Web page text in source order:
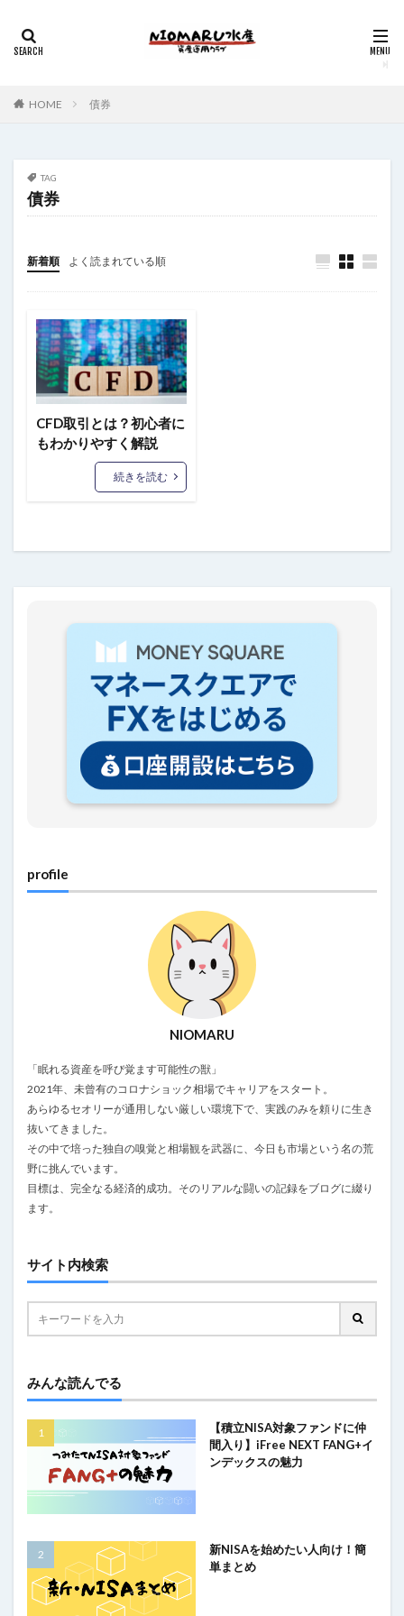
HOME 債券
TAG
債券
新着順 よく読まれている順
CFD取引とは？初心者に
もわかりやすく解説
続きを読む
profile
NIOMARU
「眠れる資産を呼び覚ます可能性の獣」
2021年、未曾有のコロナショック相場でキャリアをスタート。
あらゆるセオリーが通用しない厳しい環境下で、実践のみを頼りに生き
抜いてきました。
その中で培った独自の嗅覚と相場観を武器に、今日も市場という名の荒
野に挑んでいます。
目標は、完全なる経済的成功。そのリアルな闘いの記録をブログに綴り
ます。
サイト内検索
みんな読んでる
【積立NISA対象ファンドに仲
間入り】iFree NEXT FANG+イ
ンデックスの魅力
新NISAを始めたい人向け！簡
単まとめ